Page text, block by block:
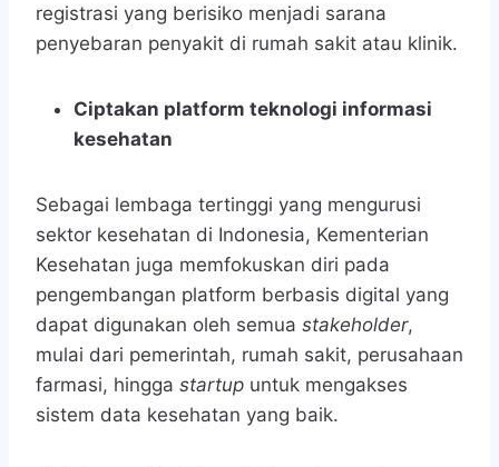
registrasi yang berisiko menjadi sarana
penyebaran penyakit di rumah sakit atau klinik.
Ciptakan platform teknologi informasi
kesehatan
Sebagai lembaga tertinggi yang mengurusi
sektor kesehatan di Indonesia, Kementerian
Kesehatan juga memfokuskan diri pada
pengembangan platform berbasis digital yang
dapat digunakan oleh semua stakeholder,
mulai dari pemerintah, rumah sakit, perusahaan
farmasi, hingga startup untuk mengakses
sistem data kesehatan yang baik.